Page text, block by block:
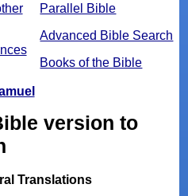
Parallel Bible
Advanced Bible Search
Books of the Bible
version to
in
Translations